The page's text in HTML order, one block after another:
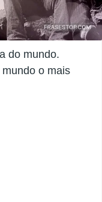
do mundo.
o mais